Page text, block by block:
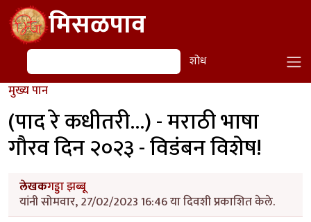
Skip to main contentमिसळपाव
शोध शोध
मुख्य पान
(पाद रे कधीतरी...) - मराठी भाषा
गौरव दिन २०२३ - विडंबन विशेष!
लेखकगड्डा झब्बू
यांनी सोमवार, 27/02/2023 16:46 या दिवशी प्रकाशित केले.